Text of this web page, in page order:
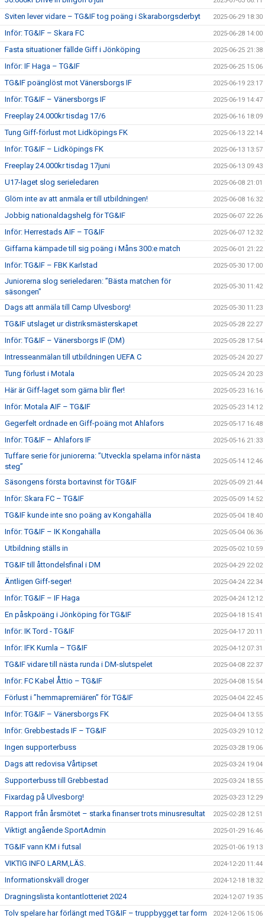
Sviten lever vidare – TG&IF tog poäng i Skaraborgsderbyt 2025-06-29 18:30
Inför: TG&IF – Skara FC 2025-06-28 14:00
Fasta situationer fällde Giff i Jönköping 2025-06-25 21:38
Inför: IF Haga – TG&IF 2025-06-25 15:06
TG&IF poänglöst mot Vänersborgs IF 2025-06-19 23:17
Inför: TG&IF – Vänersborgs IF 2025-06-19 14:47
Freeplay 24.000kr tisdag 17/6 2025-06-16 18:09
Tung Giff-förlust mot Lidköpings FK 2025-06-13 22:14
Inför: TG&IF – Lidköpings FK 2025-06-13 13:57
Freeplay 24.000kr tisdag 17juni 2025-06-13 09:43
U17-laget slog serieledaren 2025-06-08 21:01
Glöm inte av att anmäla er till utbildningen! 2025-06-08 16:32
Jobbig nationaldagshelg för TG&IF 2025-06-07 22:26
Inför: Herrestads AIF – TG&IF 2025-06-07 12:32
Giffarna kämpade till sig poäng i Måns 300:e match 2025-06-01 21:22
Inför: TG&IF – FBK Karlstad 2025-05-30 17:00
Juniorerna slog serieledaren: ”Bästa matchen för
säsongen”
2025-05-30 11:42
Dags att anmäla till Camp Ulvesborg! 2025-05-30 11:23
TG&IF utslaget ur distriksmästerskapet 2025-05-28 22:27
Inför: TG&IF – Vänersborgs IF (DM) 2025-05-28 17:54
Intresseanmälan till utbildningen UEFA C 2025-05-24 20:27
Tung förlust i Motala 2025-05-24 20:23
Här är Giff-laget som gärna blir fler! 2025-05-23 16:16
Inför: Motala AIF – TG&IF 2025-05-23 14:12
Gegerfelt ordnade en Giff-poäng mot Ahlafors 2025-05-17 16:48
Inför: TG&IF – Ahlafors IF 2025-05-16 21:33
Tuffare serie för juniorerna: ”Utveckla spelarna inför nästa
steg”
2025-05-14 12:46
Säsongens första bortavinst för TG&IF 2025-05-09 21:44
Inför: Skara FC – TG&IF 2025-05-09 14:52
TG&IF kunde inte sno poäng av Kongahälla 2025-05-04 18:40
Inför: TG&IF – IK Kongahälla 2025-05-04 06:36
Utbildning ställs in 2025-05-02 10:59
TG&IF till åttondelsfinal i DM 2025-04-29 22:02
Äntligen Giff-seger! 2025-04-24 22:34
Inför: TG&IF – IF Haga 2025-04-24 12:12
En påskpoäng i Jönköping för TG&IF 2025-04-18 15:41
Inför: IK Tord - TG&IF 2025-04-17 20:11
Inför: IFK Kumla – TG&IF 2025-04-12 07:31
TG&IF vidare till nästa runda i DM-slutspelet 2025-04-08 22:37
Inför: FC Kabel Åttio – TG&IF 2025-04-08 15:54
Förlust i ”hemmapremiären” för TG&IF 2025-04-04 22:45
Inför: TG&IF – Vänersborgs FK 2025-04-04 13:55
Inför: Grebbestads IF – TG&IF 2025-03-29 10:12
Ingen supporterbuss 2025-03-28 19:06
Dags att redovisa Vårtipset 2025-03-24 19:04
Supporterbuss till Grebbestad 2025-03-24 18:55
Fixardag på Ulvesborg! 2025-03-23 12:29
Rapport från årsmötet – starka finanser trots minusresultat 2025-02-28 12:51
Viktigt angående SportAdmin 2025-01-29 16:46
TG&IF vann KM i futsal 2025-01-06 19:13
VIKTIG INFO LARM,LÄS. 2024-12-20 11:44
Informationskväll droger 2024-12-18 18:32
Dragningslista kontantlotteriet 2024 2024-12-07 19:35
Tolv spelare har förlängt med TG&IF – truppbygget tar form 2024-12-06 15:06